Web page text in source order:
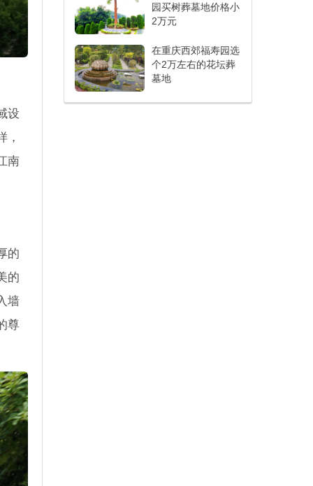
设
，
南
的
的
墙
尊
园买树葬墓地价格小
2万元
在重庆西郊福寿园选
个2万左右的花坛葬
墓地